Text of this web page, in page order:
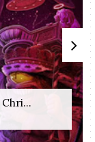
Chri...